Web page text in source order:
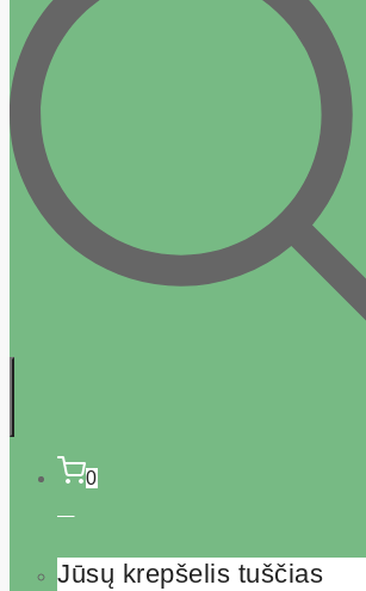
0
Jūsų krepšelis tuščias